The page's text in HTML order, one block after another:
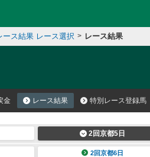
ース結果 レース選択 > レース結果
金 レース結果 特別レース登録馬
2回京都5日
2回京都6日